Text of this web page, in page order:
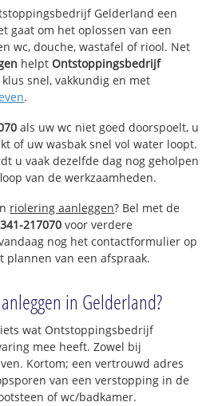
Gelderland een
gaat om het oplossen van een
wc, douche, wastafel of riool. Net
helptOntstoppingsbedrijf
snel, vakkundig en met
.
als uw wc niet goed doorspoelt, u
of uw wasbak snel vol water loopt.
u vaak dezelfde dag nog geholpen
van de werkzaamheden.
riolering aanleggen? Bel met de
217070 voor verdere
nog het contactformulier op
plannen van een afspraak.
in Gelderland?
wat Ontstoppingsbedrijf
mee heeft. Zowel bij
Kortom; een vertrouwd adres
van een verstopping in de
of wc/badkamer.